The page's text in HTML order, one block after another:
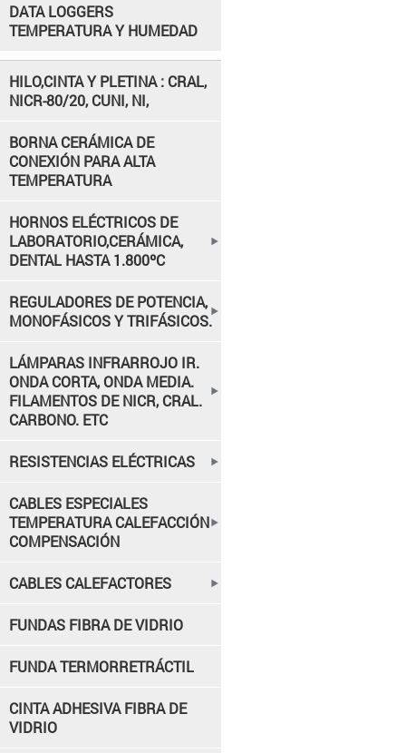
DATA LOGGERS
TEMPERATURA Y HUMEDAD
HILO,CINTA Y PLETINA : CRAL,
NICR-80/20, CUNI, NI,
BORNA CERÁMICA DE
CONEXIÓN PARA ALTA
TEMPERATURA
HORNOS ELÉCTRICOS DE
LABORATORIO,CERÁMICA,
DENTAL HASTA 1.800ºC
REGULADORES DE POTENCIA,
MONOFÁSICOS Y TRIFÁSICOS.
LÁMPARAS INFRARROJO IR.
ONDA CORTA, ONDA MEDIA.
FILAMENTOS DE NICR, CRAL.
CARBONO. ETC
RESISTENCIAS ELÉCTRICAS
CABLES ESPECIALES
TEMPERATURA CALEFACCIÓN
COMPENSACIÓN
CABLES CALEFACTORES
FUNDAS FIBRA DE VIDRIO
FUNDA TERMORRETRÁCTIL
CINTA ADHESIVA FIBRA DE
VIDRIO